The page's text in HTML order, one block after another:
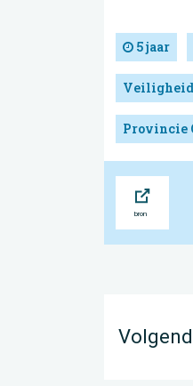
5 jaar
Provincie